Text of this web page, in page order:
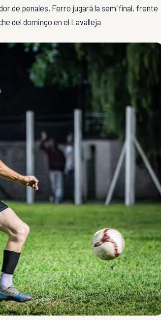
de penales, Ferro jugará la semifinal, frente
del domingo en el Lavalleja